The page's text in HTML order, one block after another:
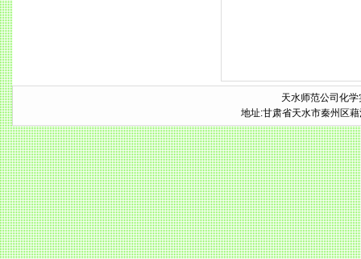
天水师范公司化
地址:甘肃省天水市秦州区